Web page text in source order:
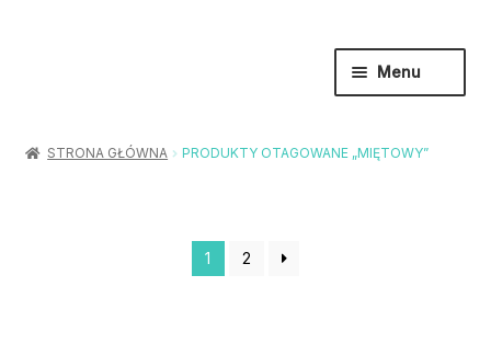
Menu
Dekoracje / Nakrycia
STRONA GŁÓWNA PRODUKTY OTAGOWANE „MIĘTOWY”
1 2